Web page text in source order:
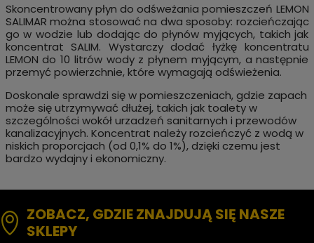
Skoncentrowany płyn do odśweżania pomieszczeń LEMON
SALIMAR można stosować na dwa sposoby: rozcieńczając
go w wodzie lub dodając do płynów myjących, takich jak
koncentrat SALIM. Wystarczy dodać łyżkę koncentratu
LEMON do 10 litrów wody z płynem myjącym, a następnie
przemyć powierzchnie, które wymagają odświeżenia.
Doskonale sprawdzi się w pomieszczeniach, gdzie zapach
może się utrzymywać dłużej, takich jak toalety w
szczególności wokół urzadzeń sanitarnych i przewodów
kanalizacyjnych. Koncentrat należy rozcieńczyć z wodą w
niskich proporcjach (od 0,1% do 1%), dzięki czemu jest
bardzo wydajny i ekonomiczny.
ZOBACZ, GDZIE ZNAJDUJĄ SIĘ NASZE
SKLEPY